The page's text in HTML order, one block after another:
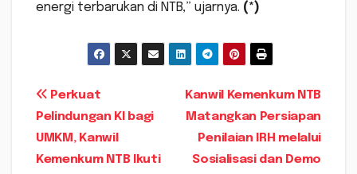
energi terbarukan di NTB,” ujarnya. (*)
Navigasi
pos
Kanwil Kemenkum NTB
Matangkan Persiapan
Penilaian IRH melalui
Sosialisasi dan Demo
Perkuat
Pelindungan KI bagi
UMKM, Kanwil
Kemenkum NTB Ikuti